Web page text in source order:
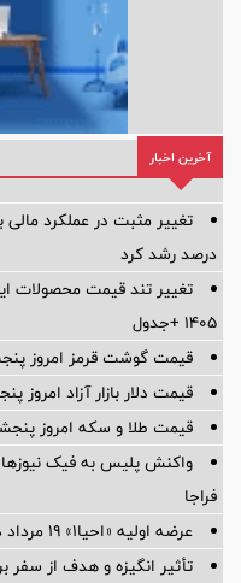
آخرین اخبار
درصد رشد کرد
۱۴۰۵ +جدول
قیمت گوشت قرمز امروز پنجشنبه ۱۵ مرداد
قیمت دلار بازار آزاد امروز پنجشنبه ۱۵ مرداد
قیمت طلا و سکه امروز پنجشنبه ۱۵
واکنش پلیس به فیک نیوزها
فراجا
عرضه اولیه «احیا۱» ۱۹ مرداد در فرابورس
تأثیر انگیزه و هدف از سفر